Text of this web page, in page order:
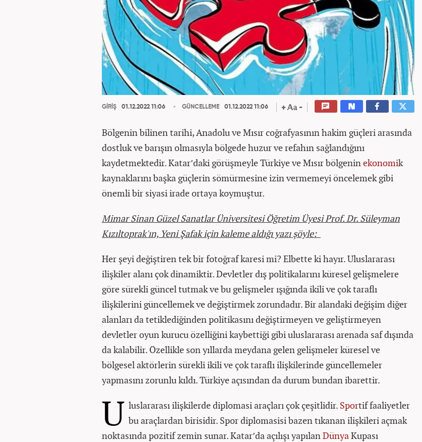
GİRİŞ 01.12.2022 11:06 GÜNCELLEME 01.12.2022 11:06
Bölgenin bilinen tarihi, Anadolu ve Mısır coğrafyasının hakim güçleri arasında
dostluk ve barışın olmasıyla bölgede huzur ve refahın sağlandığını
kaydetmektedir. Katar’daki görüşmeyle Türkiye ve Mısır bölgeninekonomik
kaynaklarını başka güçlerin sömürmesine izin vermemeyi öncelemek gibi
önemli bir siyasi irade ortaya koymuştur.
Mimar Sinan Güzel Sanatlar Üniversitesi Öğretim Üyesi Prof. Dr. Süleyman
Kızıltoprak'ın, Yeni Şafak için kaleme aldığı yazı şöyle:
Her şeyi değiştiren tek bir fotoğraf karesi mi? Elbette ki hayır. Uluslararası
ilişkiler alanı çok dinamiktir. Devletler dış politikalarını küresel gelişmelere
göre sürekli güncel tutmak ve bu gelişmeler ışığında ikili ve çok taraflı
ilişkilerini güncellemek ve değiştirmek zorundadır. Bir alandaki değişim diğer
alanları da tetiklediğinden politikasını değiştirmeyen ve geliştirmeyen
devletler oyun kurucu özelliğini kaybettiği gibi uluslararası arenada saf dışında
da kalabilir. Özellikle son yıllarda meydana gelen gelişmeler küresel ve
bölgesel aktörlerin sürekli ikili ve çok taraflı ilişkilerinde güncellemeler
yapmasını zorunlu kıldı. Türkiye açısından da durum bundan ibarettir.
U luslararası ilişkilerde diplomasi araçları çok çeşitlidir. Sportif faaliyetler
bu araçlardan birisidir. Spor diplomasisi bazen tıkanan ilişkileri açmak
noktasında pozitif zemin sunar. Katar’da açılışı yapılanDünyaKupası